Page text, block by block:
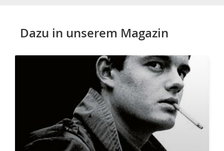
Dazu in unserem Magazin